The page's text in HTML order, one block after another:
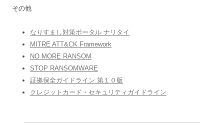
その他
なりすまし対策ポータル ナリタイ
MITRE ATT&CK Framework
NO MORE RANSOM
STOP RANSOMWARE
証拠保全ガイドライン 第１０版
クレジットカード・セキュリティガイドライン